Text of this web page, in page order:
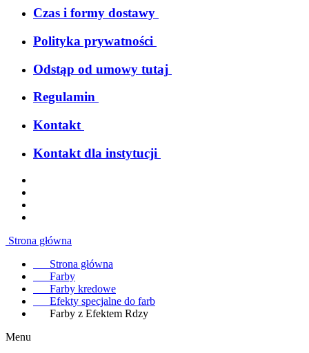
Czas i formy dostawy
Polityka prywatności
Odstąp od umowy tutaj
Regulamin
Kontakt
Kontakt dla instytucji
Strona główna
Strona główna
Farby
Farby kredowe
Efekty specjalne do farb
Farby z Efektem Rdzy
Menu